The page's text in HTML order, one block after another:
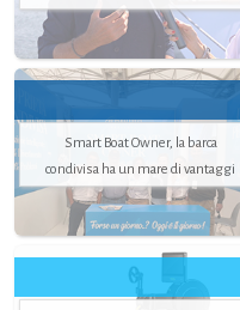
Smart Boat Owner, la barca
condivisa ha un mare di vantaggi